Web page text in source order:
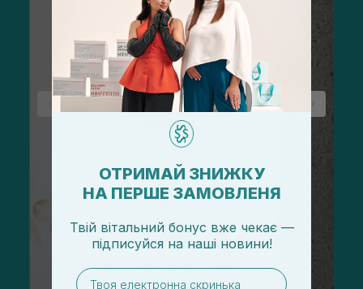
ОТРИМАЙ ЗНИЖКУ
НА ПЕРШЕ ЗАМОВЛЕНЯ
Твій вітальний бонус вже чекає —
підписуйся на наші новини!
email